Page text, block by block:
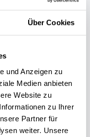
Über Cookies
und Anzeigen zu
Medien anbieten
Website zu
zu Ihrer
Partner für
weiter. Unsere